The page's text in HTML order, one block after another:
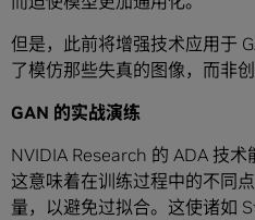
但是，此前将增强技术应用于
了模仿那些失真的图像，而非
GAN 的实战演练
NVIDIA Research 的 ADA 技术
这意味着在训练过程中的不同
量，以避免过拟合。这使诸如